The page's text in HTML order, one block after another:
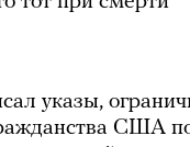
указы,
США